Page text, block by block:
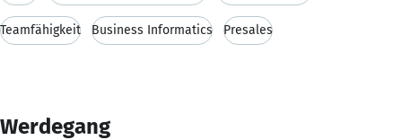
Teamfähigkeit Business Informatics Presales
Werdegang